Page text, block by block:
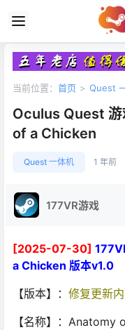
当前位置： 首页 > Quest
Oculus Quest
of a Chicken
Quest 一体机 1 年前
177VR游戏
[2025-07-30]
a Chicken 版本v1.0
【版本】： 修复更新
【名称】：Anatomy